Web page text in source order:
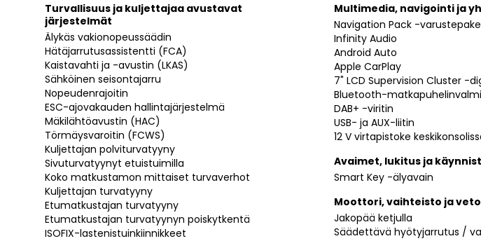
Turvallisuus ja kuljettajaa avustavat
järjestelmät
Älykäs vakionopeussäädin
Hätäjarrutusassistentti (FCA)
Kaistavahti ja -avustin (LKAS)
Sähköinen seisontajarru
Nopeudenrajoitin
ESC-ajovakauden hallintajärjestelmä
Mäkilähtöavustin (HAC)
Törmäysvaroitin (FCWS)
Kuljettajan polviturvatyyny
Sivuturvatyynyt etuistuimilla
Koko matkustamon mittaiset turvaverhot
Kuljettajan turvatyyny
Etumatkustajan turvatyyny
Etumatkustajan turvatyynyn poiskytkentä
ISOFIX-lastenistuinkiinnikkeet
Multimedia, navigointi ja
Navigation Pack -
Infinity Audio
Android Auto
Apple CarPlay
7" LCD Supervision Cluster -
Bluetooth-
DAB+ -viritin
USB- ja AUX-liitin
12 V virtapistoke
Avaimet, lukitus ja
Smart Key -älyavain
Moottori, vaihteisto ja
Jakopää ketjulla
Säädettävä hyötyjarrutus /